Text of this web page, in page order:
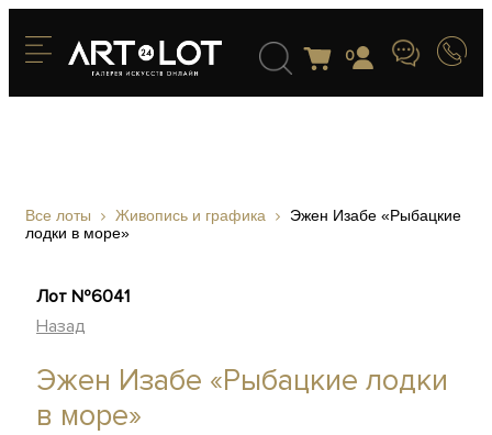
0
Все лоты Живопись и графика
Эжен Изабе «Рыбацкие
лодки в море»
Лот №6041
Назад
Эжен Изабе «Рыбацкие лодки
в море»